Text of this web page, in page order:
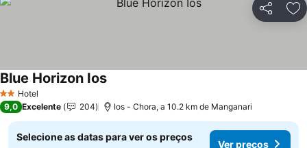
Partilhar
2 Estrelas
Hotel
Blue Horizon IosVer preços
9,0 Excelente 204 Ios - Chora, a 10.2 km de Manganari
Selecione as datas para ver os preços
Ver preços